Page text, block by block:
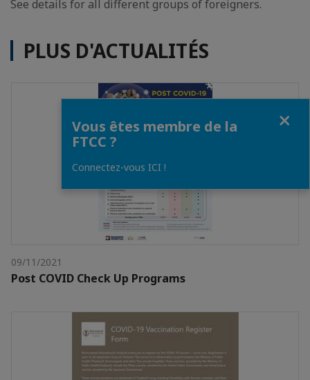
See details for all different groups of foreigners.
PLUS D'ACTUALITÉS
09/11/2021
Post COVID Check Up Programs
Vous êtes membre de la
FTCC ?
Connectez-vous ICI !